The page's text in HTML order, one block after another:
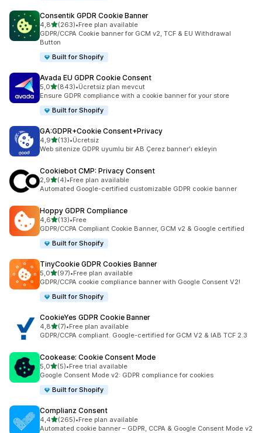
Consentik GPDR Cookie Banner
4,85 yıldız üzerinden
(263)
toplam 263 değerlendirme
•Free plan available
GDPR/CCPA Cookie banner for GCM v2, TCF & EU Withdrawal
Button
Built for Shopify
Avada EU GDPR Cookie Consent
5,05 yıldız üzerinden
(843)
toplam 843 değerlendirme
•Ücretsiz plan mevcut
Ensure GDPR compliance with a cookie banner for your store
Built for Shopify
GA:GDPR+Cookie Consent+Privacy
4,95 yıldız üzerinden
(13)
toplam 13 değerlendirme
•Ücretsiz
Web sitenize GDPR uyumlu bir AB Çerez banner'ı ekleyin
Cookiebot CMP: Privacy Consent
2,95 yıldız üzerinden
(4)
toplam 4 değerlendirme
•Free plan available
Automated Google-certified customizable GDPR cookie banner
Hoppy GDPR Compliance
4,65 yıldız üzerinden
(13)
toplam 13 değerlendirme
•Free
GDPR/CCPA Compliant Cookie Banner, GCM v2 & Google certified
Built for Shopify
TinyCookie GDPR Cookies Banner
5,05 yıldız üzerinden
(97)
toplam 97 değerlendirme
•Free plan available
GDPR/CCPA cookie compliance banner with Google Consent V2!
Built for Shopify
CookieYes GDPR Cookie Banner
4,85 yıldız üzerinden
(7)
toplam 7 değerlendirme
•Free plan available
GDPR/CCPA compliant. Google-certified for GCM V2 & IAB TCF 2.3
Cookease: Cookie Consent Mode
5,05 yıldız üzerinden
(5)
toplam 5 değerlendirme
•Free trial available
Google Consent Mode v2: GDPR compliance for cookies
Built for Shopify
Complianz Consent
4,45 yıldız üzerinden
(265)
toplam 265 değerlendirme
•Free plan available
Automated cookie banner – GDPR, CCPA & Google Consent Mode v2